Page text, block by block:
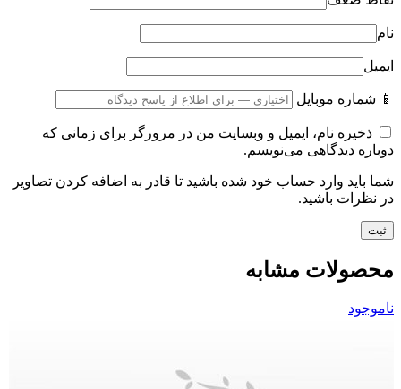
نام
ایمیل
📱 شماره موبایل
ذخیره نام، ایمیل و وبسایت من در مرورگر برای زمانی که
دوباره دیدگاهی می‌نویسم.
شما باید وارد حساب خود شده باشید تا قادر به اضافه کردن تصاویر
در نظرات باشید.
محصولات مشابه
ناموجود